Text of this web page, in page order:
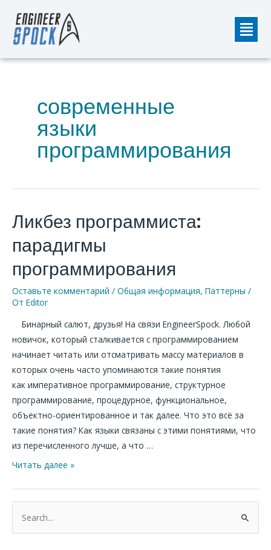
содержимому
современные
языки
программирования
Ликбез программиста:
парадигмы
программирования
Оставьте комментарий / Общая информация, Паттерны /
От Editor
Бинарный салют, друзья! На связи EngineerSpock. Любой
новичок, который сталкивается с программированием
начинает читать или отсматривать массу материалов в
которых очень часто упоминаются такие понятия
как императивное программирование, структурное
программирование, процедурное, функциональное,
объектно-ориентированное и так далее. Что это всё за
такие понятия? Как языки связаны с этими понятиями, что
из перечисленного лучше, а что …
Ликбез
программиста:
парадигмы
Читать далее »
о